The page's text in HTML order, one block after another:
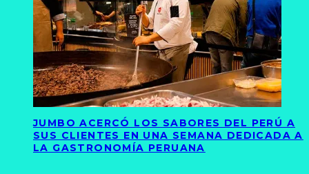
JUMBO ACERCÓ LOS SABORES DEL PERÚ A
SUS CLIENTES EN UNA SEMANA DEDICADA A
LA GASTRONOMÍA PERUANA